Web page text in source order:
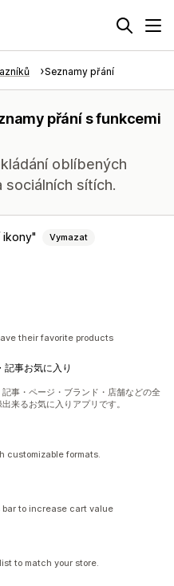
Seznamy přání
přání s funkcemi
oblíbených
sociálních sítích.
ikony Vymazat
their favorite products
事お気に入り
記事・ページ・ブランド・店舗などの全
来るお気に入りアプリです。
customizable formats.
bar to increase cart value
to match your store.